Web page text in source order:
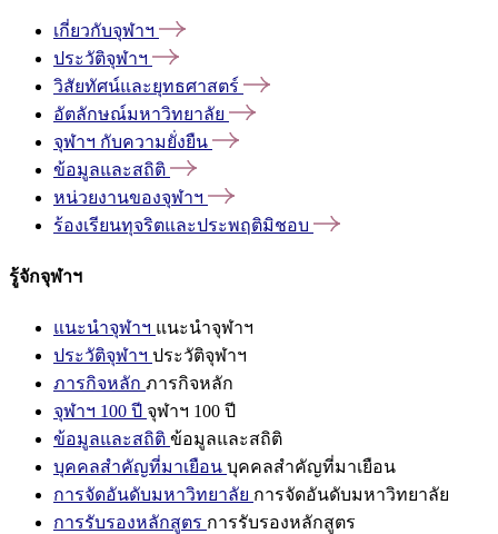
เกี่ยวกับจุฬาฯ
ประวัติจุฬาฯ
วิสัยทัศน์และยุทธศาสตร์
อัตลักษณ์มหาวิทยาลัย
จุฬาฯ กับความยั่งยืน
ข้อมูลและสถิติ
หน่วยงานของจุฬาฯ
ร้องเรียนทุจริตและประพฤติมิชอบ
รู้จักจุฬาฯ
แนะนำจุฬาฯ แนะนำจุฬาฯ
ประวัติจุฬาฯ ประวัติจุฬาฯ
ภารกิจหลัก ภารกิจหลัก
จุฬาฯ 100 ปี จุฬาฯ 100 ปี
ข้อมูลและสถิติ ข้อมูลและสถิติ
บุคคลสำคัญที่มาเยือน บุคคลสำคัญที่มาเยือน
การจัดอันดับมหาวิทยาลัย การจัดอันดับมหาวิทยาลัย
การรับรองหลักสูตร การรับรองหลักสูตร